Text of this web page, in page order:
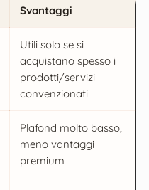
Svantaggi
Utili solo se si
acquistano spesso i
prodotti/servizi
convenzionati
Plafond molto basso,
meno vantaggi
premium